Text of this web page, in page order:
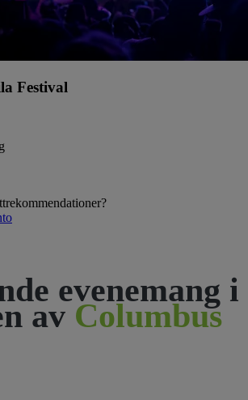
Festival
evenemang i
av Columbus